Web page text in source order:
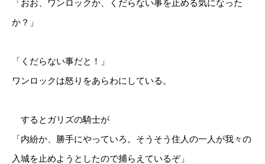
「おお、ワンロックか、くだらない事を止める気になった
か？」
「くだらない事だと！」
ワンロックは怒りをあらわにしている。
するとガリズの騎士が
「内紛か、勝手にやっていろ。そうそう住人の一人が我々の
入城を止めようとしたので捕らえているぞ」